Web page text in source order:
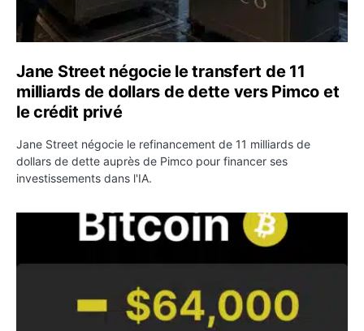
Jane Street négocie le transfert de 11
milliards de dollars de dette vers Pimco et
le crédit privé
Jane Street négocie le refinancement de 11 milliards de
dollars de dette auprès de Pimco pour financer ses
investissements dans l'IA.
Bitcoin stagne à 64 000 dollars pendant que les